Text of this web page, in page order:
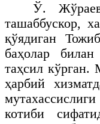
Ў. Жўраев
ташаббускор,
қўядиган
баҳолар билан
таҳсил кўрган.
ҳарбий
котиби